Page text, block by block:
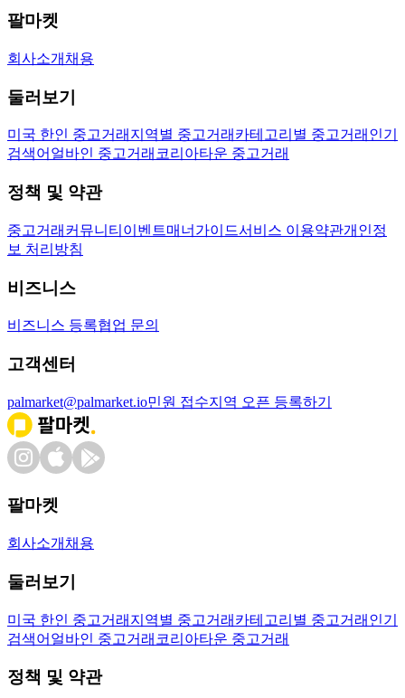
팔마켓
회사소개 채용
둘러보기
미국 한인 중고거래 지역별 중고거래 카테고리별 중고거래 인기
검색어 얼바인 중고거래 코리아타운 중고거래
정책 및 약관
중고거래 커뮤니티 이벤트매너가이드서비스 이용약관개인정
보 처리방침
비즈니스
비즈니스 등록협업 문의
고객센터
palmarket@palmarket.io민원 접수지역 오픈 등록하기
팔마켓
회사소개 채용
둘러보기
미국 한인 중고거래 지역별 중고거래 카테고리별 중고거래 인기
검색어 얼바인 중고거래 코리아타운 중고거래
정책 및 약관